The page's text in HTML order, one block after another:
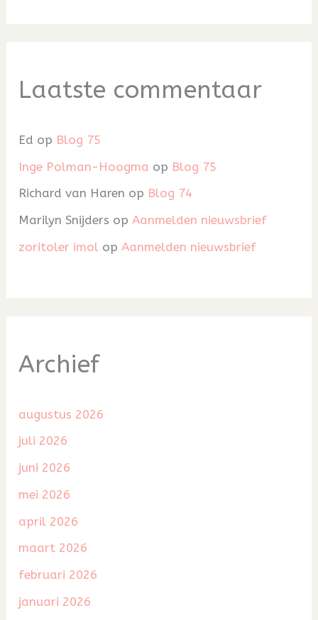
Laatste commentaar
Ed op Blog 75
Inge Polman-Hoogma op Blog 75
Richard van Haren op Blog 74
Marilyn Snijders opAanmelden nieuwsbrief
zoritoler imol opAanmelden nieuwsbrief
Archief
augustus 2026
juli 2026
juni 2026
mei 2026
april 2026
maart 2026
februari 2026
januari 2026